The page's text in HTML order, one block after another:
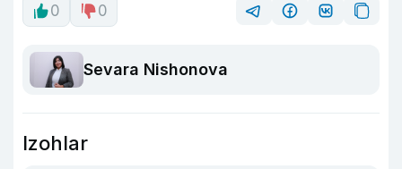
0 0
Sevara Nishonova
Izohlar